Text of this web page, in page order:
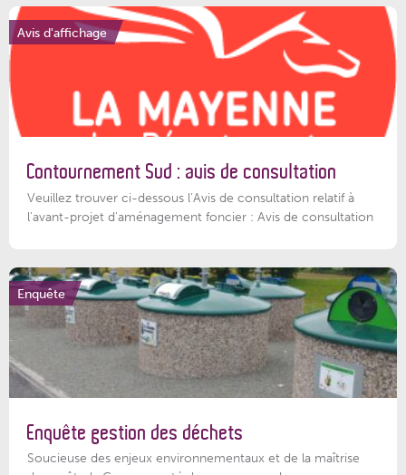
Avis d'affichage
Contournement Sud : avis de consultation
Veuillez trouver ci-dessous l’Avis de consultation relatif à
l'avant-projet d'aménagement foncier : Avis de consultation
Enquête
Enquête gestion des déchets
Soucieuse des enjeux environnementaux et de la maîtrise